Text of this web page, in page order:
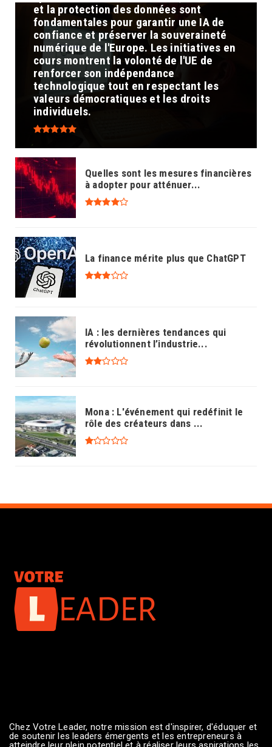
et la protection des données sont
fondamentales pour garantir une IA de
confiance et préserver la souveraineté
numérique de l'Europe. Les initiatives en
cours montrent la volonté de l'UE de
renforcer son indépendance
technologique tout en respectant les
valeurs démocratiques et les droits
individuels.
Quelles sont les mesures financières
à adopter pour atténuer...
La finance mérite plus que ChatGPT
IA : les dernières tendances qui
révolutionnent l’industrie...
Mona : L'événement qui redéfinit le
rôle des créateurs dans ...
Chez Votre Leader, notre mission est d'inspirer, d'éduquer et
de soutenir les leaders émergents et les entrepreneurs à